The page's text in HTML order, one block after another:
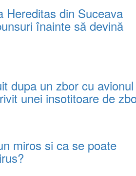
Hereditas din Suceava
înainte să devină
dupa un zbor cu avionul
unei insotitoare de
miros si ca se poate